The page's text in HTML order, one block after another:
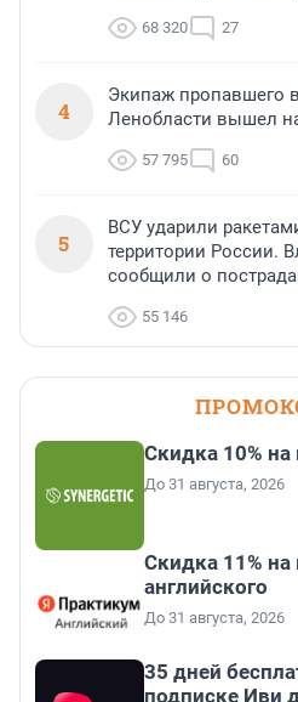
68 320 27
4
Экипаж пропавшего
Ленобласти вышел
57 795 60
5
ВСУ ударили
территории России.
сообщили о
55 146
Скидка 10% на
До 31 августа, 2026
Скидка 11% на
английского
До 31 августа, 2026
35 дней
подписке Иви